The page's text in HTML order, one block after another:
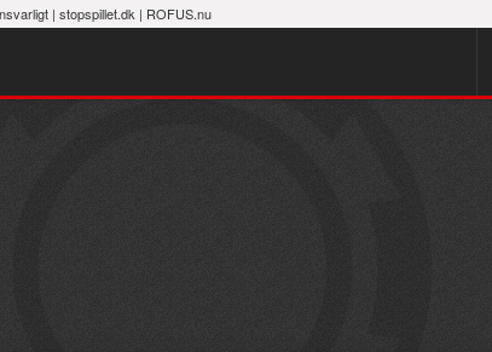
| stopspillet.dk | ROFUS.nu